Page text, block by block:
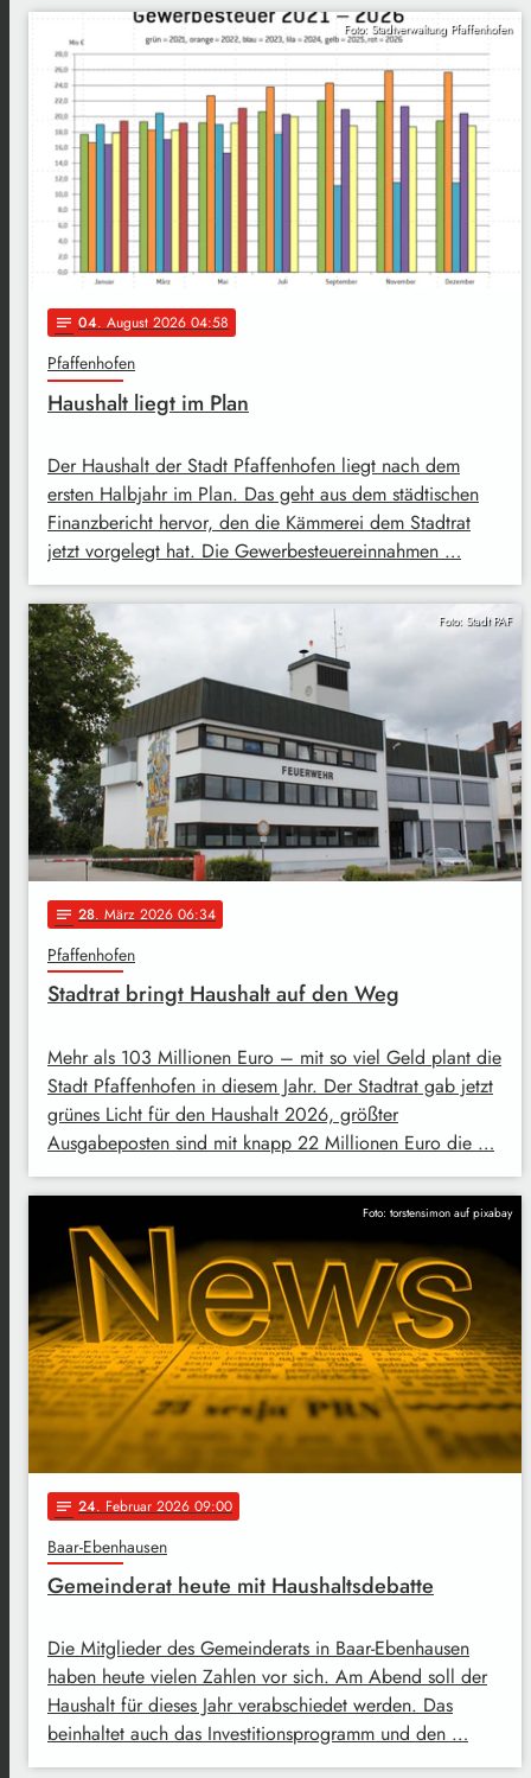
Foto: Stadtverwaltung Pfaffenhofen
notes 04. August 2026 04:58
Pfaffenhofen
Haushalt liegt im Plan
Der Haushalt der Stadt Pfaffenhofen liegt nach dem
ersten Halbjahr im Plan. Das geht aus dem städtischen
Finanzbericht hervor, den die Kämmerei dem Stadtrat
jetzt vorgelegt hat. Die Gewerbesteuereinnahmen …
Foto: Stadt PAF
notes 28. März 2026 06:34
Pfaffenhofen
Stadtrat bringt Haushalt auf den Weg
Mehr als 103 Millionen Euro – mit so viel Geld plant die
Stadt Pfaffenhofen in diesem Jahr. Der Stadtrat gab jetzt
grünes Licht für den Haushalt 2026, größter
Ausgabeposten sind mit knapp 22 Millionen Euro die …
Foto: torstensimon auf pixabay
notes 24. Februar 2026 09:00
Baar-Ebenhausen
Gemeinderat heute mit Haushaltsdebatte
Die Mitglieder des Gemeinderats in Baar-Ebenhausen
haben heute vielen Zahlen vor sich. Am Abend soll der
Haushalt für dieses Jahr verabschiedet werden. Das
beinhaltet auch das Investitionsprogramm und den …